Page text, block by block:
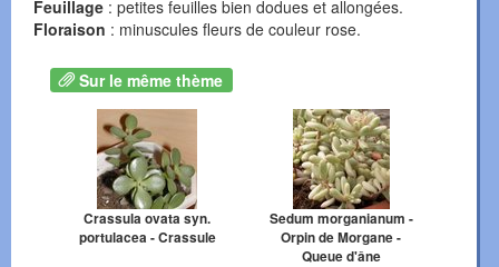
Feuillage : petites feuilles bien dodues et allongées.
Floraison : minuscules fleurs de couleur rose.
Sur le même thème
Crassula ovata syn.
portulacea - Crassule
Sedum morganianum -
Orpin de Morgane -
Queue d'âne